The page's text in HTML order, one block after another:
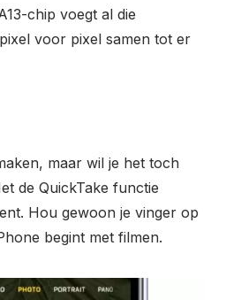
chip voegt al die
voor pixel samen tot er
maar wil je het toch
de QuickTake functie
Hou gewoon je vinger op
begint met filmen.